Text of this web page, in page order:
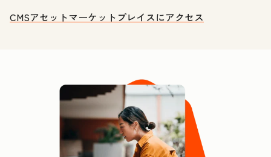
CMSアセットマーケットプレイスにアクセス